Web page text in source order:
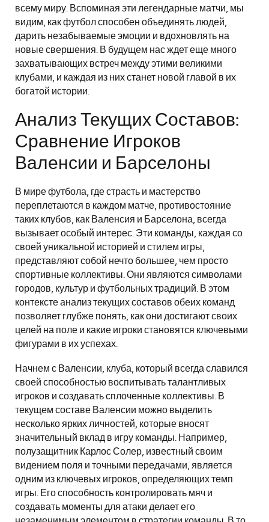
всему миру. Вспоминая эти легендарные матчи, мы
видим, как футбол способен объединять людей,
дарить незабываемые эмоции и вдохновлять на
новые свершения. В будущем нас ждет еще много
захватывающих встреч между этими великими
клубами, и каждая из них станет новой главой в их
богатой истории.
Анализ Текущих Составов:
Сравнение Игроков
Валенсии и Барселоны
В мире футбола, где страсть и мастерство
переплетаются в каждом матче, противостояние
таких клубов, как Валенсия и Барселона, всегда
вызывает особый интерес. Эти команды, каждая со
своей уникальной историей и стилем игры,
представляют собой нечто большее, чем просто
спортивные коллективы. Они являются символами
городов, культур и футбольных традиций. В этом
контексте анализ текущих составов обеих команд
позволяет глубже понять, как они достигают своих
целей на поле и какие игроки становятся ключевыми
фигурами в их успехах.
Начнем с Валенсии, клуба, который всегда славился
своей способностью воспитывать талантливых
игроков и создавать сплоченные коллективы. В
текущем составе Валенсии можно выделить
несколько ярких личностей, которые вносят
значительный вклад в игру команды. Например,
полузащитник Карлос Солер, известный своим
видением поля и точными передачами, является
одним из ключевых игроков, определяющих темп
игры. Его способность контролировать мяч и
создавать моменты для атаки делает его